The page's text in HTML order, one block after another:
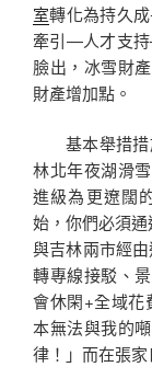
室轉化為持久
牽引—人才支
臉出，冰雪財
財產增加點。
基本舉措措
林北年夜湖滑
進級為更遼闊
始，你們必須
與吉林兩市經
轉專線接駁、
會休閑+全域花
本無法與我的
律！」而在張